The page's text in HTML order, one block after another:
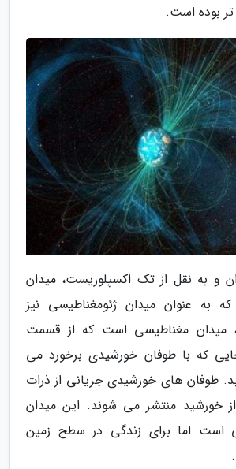
بوده است.
و به نقل از تک اکسپلوریست، میدان
به عنوان میدان ژئومغناطیسی نیز
میدان مغناطیسی است که از قسمت
که با طوفان خورشیدی برخورد می
طوفان های خورشیدی جریانی از ذرات
از خورشید منتشر می شوند. این میدان
است اما برای زندگی در سطح زمین